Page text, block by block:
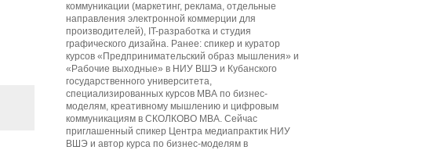
коммуникации (маркетинг, реклама, отдельные
направления электронной коммерции для
производителей), IT-разработка и студия
графического дизайна. Ранее: спикер и куратор
курсов «Предпринимательский образ мышления» и
«Рабочие выходные» в НИУ ВШЭ и Кубанского
государственного университета,
специализированных курсов МВА по бизнес-
моделям, креативному мышлению и цифровым
коммуникациям в СКОЛКОВО МВА. Сейчас
приглашенный спикер Центра медиапрактик НИУ
ВШЭ и автор курса по бизнес-моделям в